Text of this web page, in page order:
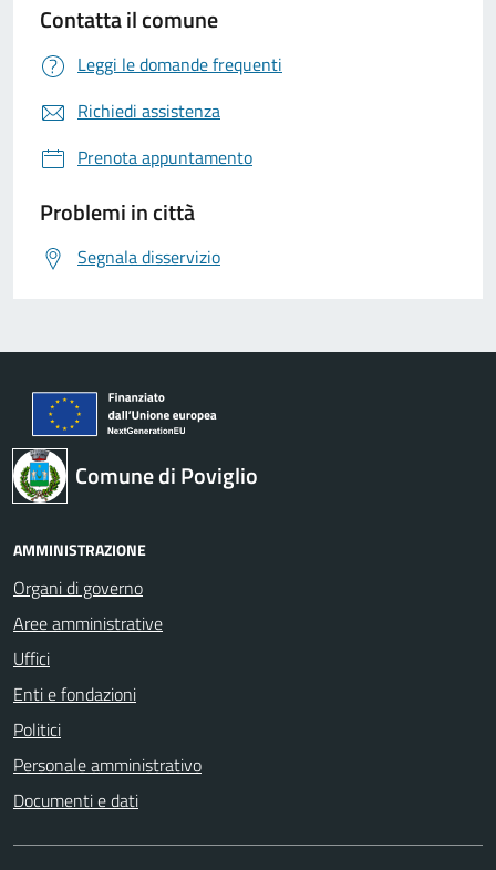
Contatta il comune
Leggi le domande frequenti
Richiedi assistenza
Prenota appuntamento
Problemi in città
Segnala disservizio
Comune di Poviglio
AMMINISTRAZIONE
Organi di governo
Aree amministrative
Uffici
Enti e fondazioni
Politici
Personale amministrativo
Documenti e dati